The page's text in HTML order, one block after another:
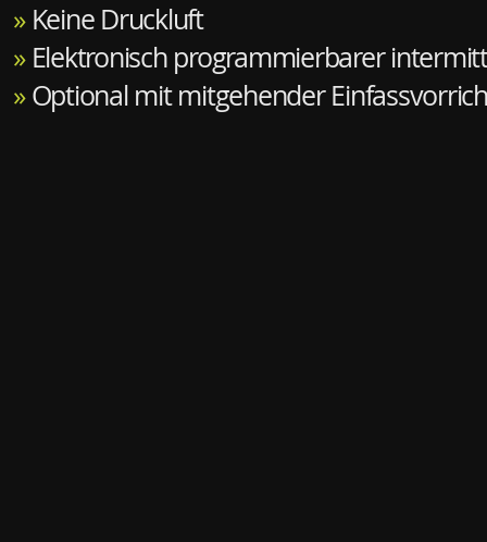
» Keine Druckluft
» Elektronisch programmierbarer
»Optional mit mitgehender